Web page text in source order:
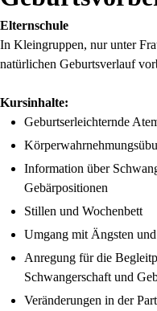
Elternschule
In Kleingruppen, nur unter
natürlichen Geburtsverlauf
Kursinhalte:
Geburtserleichternde
Information über
Gebärpositionen
Stillen und Wochenbett
Umgang mit Ängsten
Anregung für die
Schwangerschaft und
Veränderungen in der